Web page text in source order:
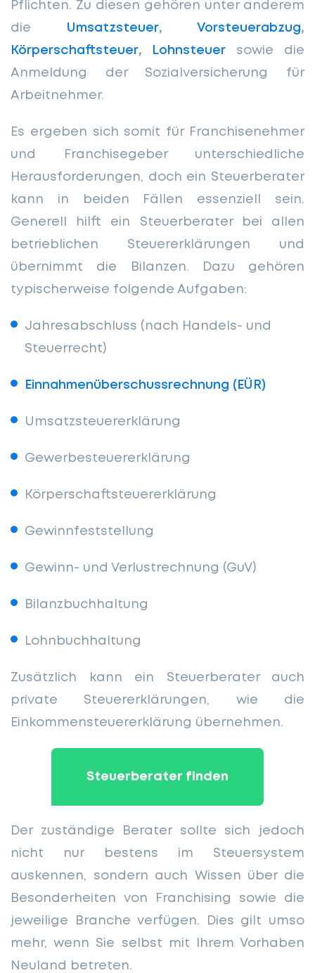
Pflichten. Zu diesen gehören unter anderem
die Umsatzsteuer, Vorsteuerabzug,
Körperschaftsteuer, Lohnsteuer sowie die
Anmeldung der Sozialversicherung für
Arbeitnehmer.
Es ergeben sich somit für Franchisenehmer
und Franchisegeber unterschiedliche
Herausforderungen, doch ein Steuerberater
kann in beiden Fällen essenziell sein.
Generell hilft ein Steuerberater bei allen
betrieblichen Steuererklärungen und
übernimmt die Bilanzen. Dazu gehören
typischerweise folgende Aufgaben:
Jahresabschluss (nach Handels- und
Steuerrecht)
Einnahmenüberschussrechnung (EÜR)
Umsatzsteuererklärung
Gewerbesteuererklärung
Körperschaftsteuererklärung
Gewinnfeststellung
Gewinn- und Verlustrechnung (GuV)
Bilanzbuchhaltung
Lohnbuchhaltung
Zusätzlich kann ein Steuerberater auch
private Steuererklärungen, wie die
Einkommensteuererklärung übernehmen.
Steuerberater finden
Der zuständige Berater sollte sich jedoch
nicht nur bestens im Steuersystem
auskennen, sondern auch Wissen über die
Besonderheiten von Franchising sowie die
jeweilige Branche verfügen. Dies gilt umso
mehr, wenn Sie selbst mit Ihrem Vorhaben
Neuland betreten.